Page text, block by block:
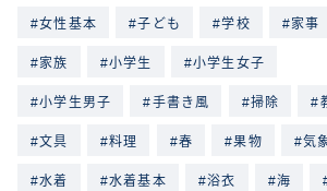
女性基本 子ども 学校 家事
家族 小学生 小学生女子
小学生男子 手書き風 掃除
文具 料理 春 果物 気
水着 水着基本 浴衣 海